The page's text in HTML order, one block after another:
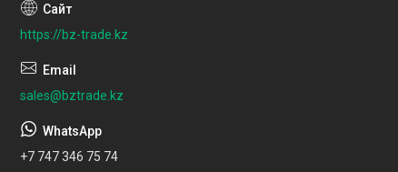
https://bz-trade.kz
sales@bztrade.kz
+7 747 346 75 74